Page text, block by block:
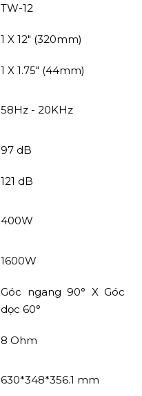
TW-12
1 X 12″ (320mm)
1 X 1.75″ (44mm)
58Hz - 20KHz
97 dB
121 dB
400W
1600W
Góc ngang 90° X Góc
dọc 60°
8 Ohm
630*348*356.1 mm